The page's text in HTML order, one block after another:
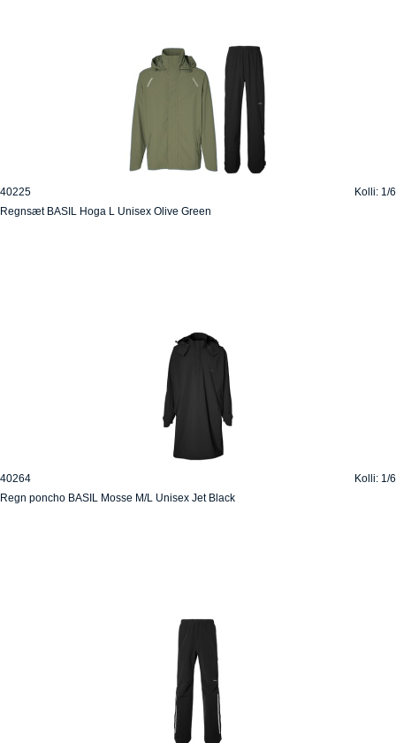
40225
Kolli: 1/6
Regnsæt BASIL Hoga L Unisex Olive Green
40264
Kolli: 1/6
Regn poncho BASIL Mosse M/L Unisex Jet Black